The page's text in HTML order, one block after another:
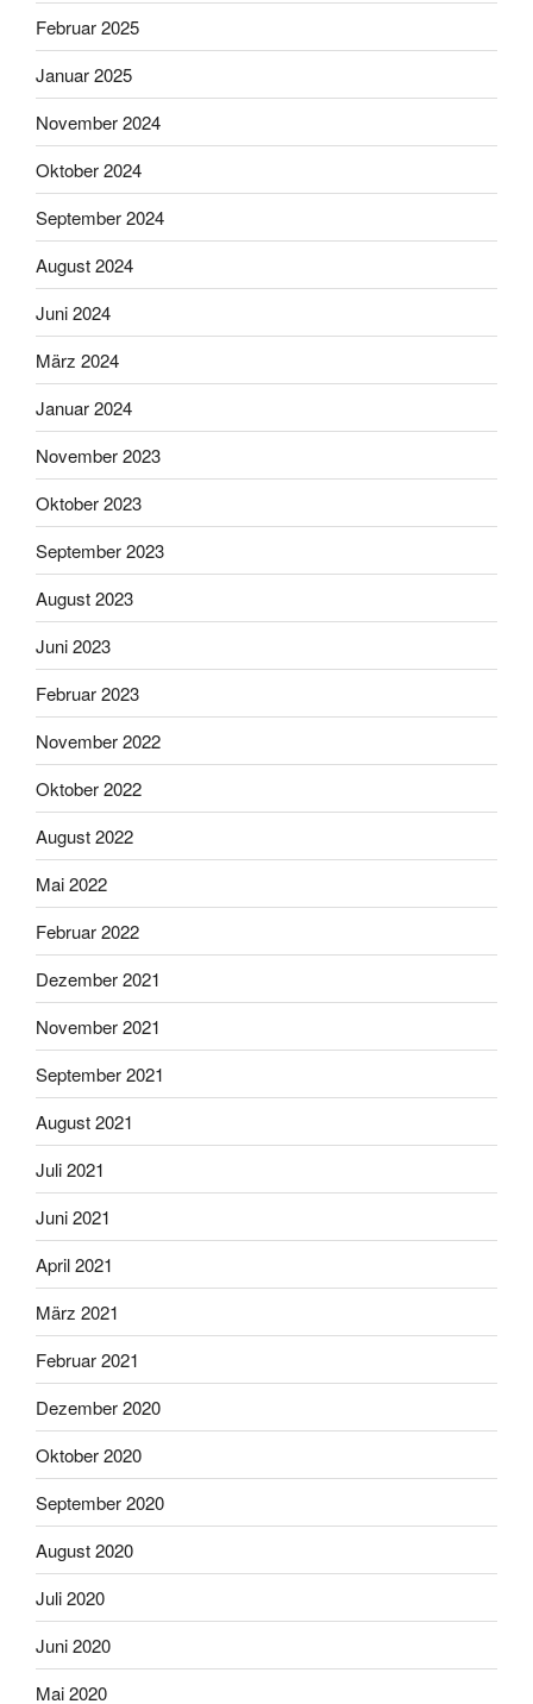
Februar 2025
Januar 2025
November 2024
Oktober 2024
September 2024
August 2024
Juni 2024
März 2024
Januar 2024
November 2023
Oktober 2023
September 2023
August 2023
Juni 2023
Februar 2023
November 2022
Oktober 2022
August 2022
Mai 2022
Februar 2022
Dezember 2021
November 2021
September 2021
August 2021
Juli 2021
Juni 2021
April 2021
März 2021
Februar 2021
Dezember 2020
Oktober 2020
September 2020
August 2020
Juli 2020
Juni 2020
Mai 2020